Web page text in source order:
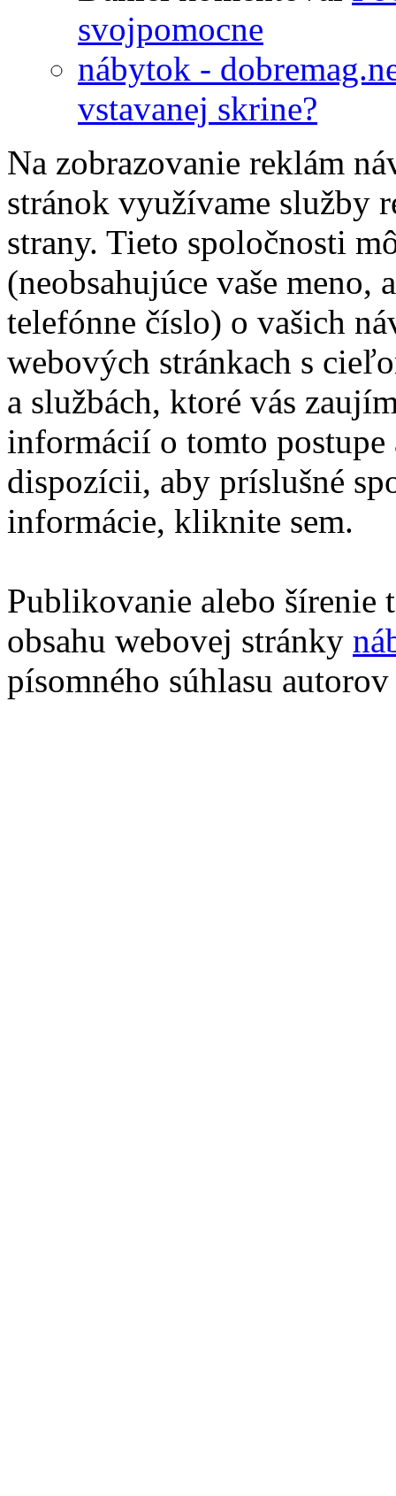
svojpomocne
nábytok -
vstavanej skrine?
Na zobrazovanie reklám
stránok využívame služby
strany. Tieto spoločnosti
(neobsahujúce vaše meno,
telefónne číslo) o vašich
webových stránkach s
a službách, ktoré vás
informácií o tomto postupe
dispozícii, aby príslušné
informácie, kliknite sem.
Publikovanie alebo šírenie
obsahu webovej stránky
písomného súhlasu autorov